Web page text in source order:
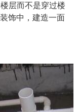
层而不是穿过楼
饰中，建造一面